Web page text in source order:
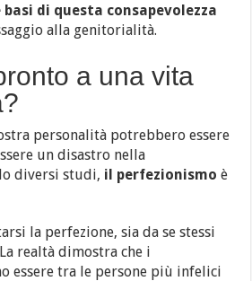
basi di questa consapevolezza
alla genitorialità.
a una vita
personalità potrebbero essere
un disastro nella
diversi studi, il perfezionismo è
la perfezione, sia da se stessi
realtà dimostra che i
essere tra le persone più infelici